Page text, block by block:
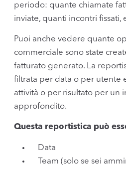
periodo: quante chiamate
inviate, quanti incontri fissati,
Puoi anche vedere quante
commerciale sono state
fatturato generato. La
filtrata per data o per utente
attività o per risultato per un
approfondito.
Questa reportistica può
Data
Team (solo se sei